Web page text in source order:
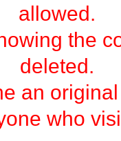
allowed.
the
deleted.
an
who